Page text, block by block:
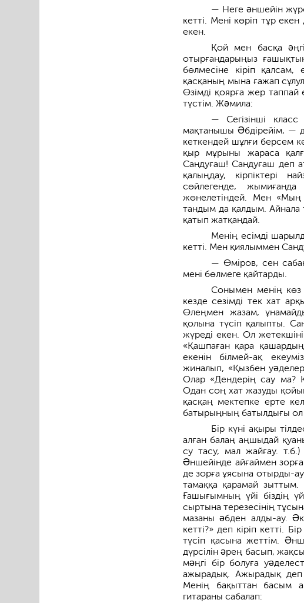
— Неге əншейін
кетті. Мені көріп тұр
екен.
Қой мен басқа
отырғандарыңыз
бөлмесіне кіріп
қасқаның мына ғажап
Өзімді қоярға жер
түстім. Жəмила:
— Сегізінші
мақтанышы Əбдірейім, —
кеткендей шұлғи берсем
қыр мұрыны жараса
Сандуғаш! Сандуғаш деп
қалыңдау, кірпіктері
сөйлегенде,
жөнелетіндей. Мен «Мың
тандым да қалдым. Айнала
қатып жатқандай.
Менің есімді
кетті. Мен қиялыммен
— Өміров, сен
мені бөлмеге қайтарды.
Сонымен менің көз
кезде сезімді тек хат
Өлеңмен жазам,
қолына түсіп қалыпты.
жүреді екен. Ол
«Қашпаған қара
екенін білмей-ақ
жиналып, «Қызбен
Олар «Дендерің сау ма?
Одан соң хат жазуды
қасқаң мектепке ерте
батырыңның батылдығы
Бір күні ақыры
алған балаң аңшыдай
су тасу, мал жайғау.
Əншейінде айғаймен
де зорға ұясына отырды-
тамаққа қарамай
Ғашығымның үйі біздің
сыртына терезесінің
мазаны əбден алды-ау.
кетті?» деп кіріп кетті.
түсіп қасына жеттім.
дүрсілін əрең басып,
мəңгі бір болуға
ажырадық. Ажырадық деп
Менің бақыттан басым
гитараны сабалап: